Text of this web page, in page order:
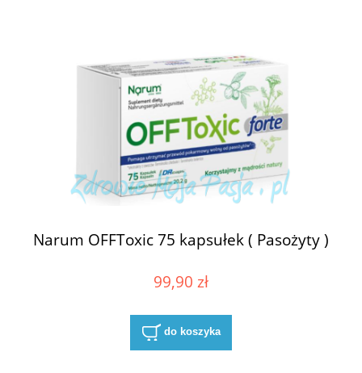
Narum OFFToxic 75 kapsułek ( Pasożyty )
99,90 zł
do koszyka